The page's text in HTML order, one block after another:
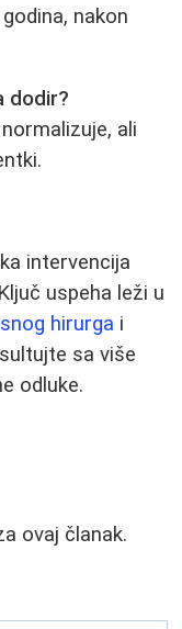
nakon
dodir?
ali
intervencija
uspeha leži u
hirurga i
sa više
odluke.
ovaj članak.